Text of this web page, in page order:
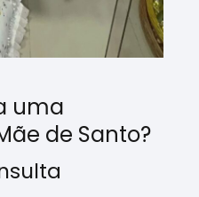
uma
de Santo?